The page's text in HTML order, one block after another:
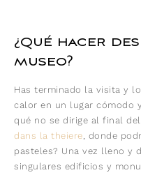
¿Qué hacer
museo?
Has terminado la visita y
calor en un lugar cómodo
qué no se dirige al final
dans la theiere, donde
pasteles? Una vez lleno y
singulares edificios y